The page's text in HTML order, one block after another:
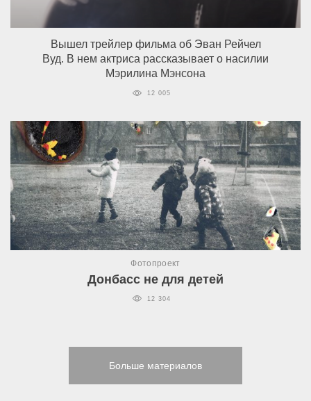
Вышел трейлер фильма об Эван Рейчел
Вуд. В нем актриса рассказывает о насилии
Мэрилина Мэнсона
12 005
Фотопроект
Донбасс не для детей
12 304
Больше материалов